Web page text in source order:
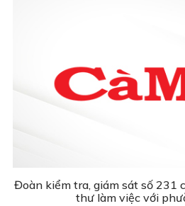
Đoàn kiểm tra, giám sát số 231
thư làm việc với